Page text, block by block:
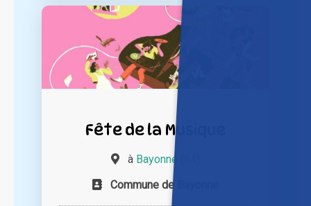
Fête de la Musique
à Bayonne (64)
Commune de Bayonne